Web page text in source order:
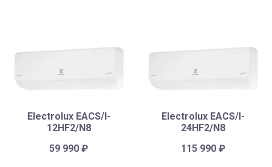
Electrolux EACS/I-
12HF2/N8
59 990₽
Electrolux EACS/I-
24HF2/N8
115 990₽